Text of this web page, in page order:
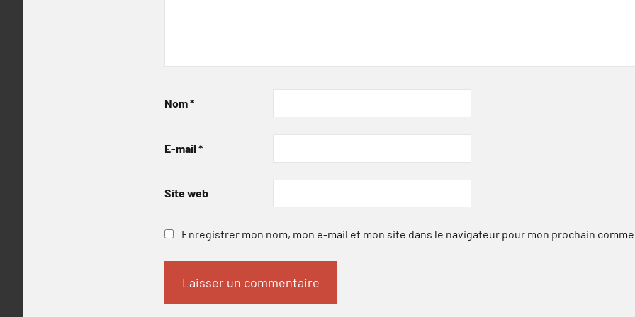
Nom*
E-mail *
Site web
Enregistrer mon nom, mon e-mail et mon site dans le navigateur pour mon prochain